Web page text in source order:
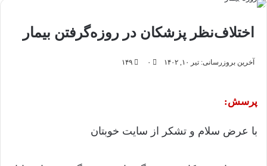
اختلاف‌نظر پزشکان در روزه‌گرفتن بیمار
آخرین بروزرسانی: تیر ۱۰, ۱۴۰۲ ۰ ۱۴۹
پرسش:
با عرض سلام و تشکر از سایت خوبتان